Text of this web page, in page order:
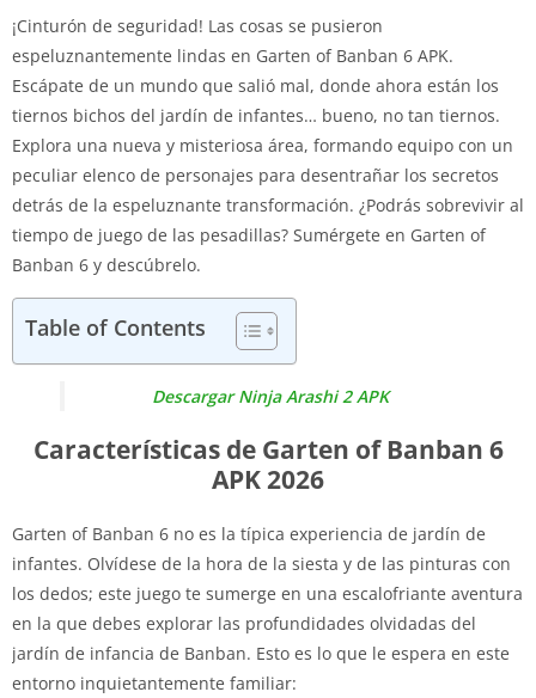
¡Cinturón de seguridad! Las cosas se pusieron
espeluznantemente lindas en Garten of Banban 6 APK.
Escápate de un mundo que salió mal, donde ahora están los
tiernos bichos del jardín de infantes… bueno, no tan tiernos.
Explora una nueva y misteriosa área, formando equipo con un
peculiar elenco de personajes para desentrañar los secretos
detrás de la espeluznante transformación. ¿Podrás sobrevivir al
tiempo de juego de las pesadillas? Sumérgete en Garten of
Banban 6 y descúbrelo.
Table of Contents
Descargar Ninja Arashi 2 APK
Características de Garten of Banban 6
APK 2026
Garten of Banban 6 no es la típica experiencia de jardín de
infantes. Olvídese de la hora de la siesta y de las pinturas con
los dedos; este juego te sumerge en una escalofriante aventura
en la que debes explorar las profundidades olvidadas del
jardín de infancia de Banban. Esto es lo que le espera en este
entorno inquietantemente familiar: